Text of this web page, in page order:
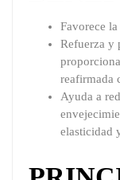
Favorece
Refuerza y
reafirmada
Ayuda a
elasticidad